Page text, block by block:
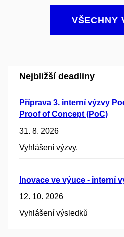
VŠECHNY
Nejbližší deadliny
Příprava 3. interní výzvy
Proof of Concept (PoC)
31. 8. 2026
Vyhlášení výzvy.
Inovace ve výuce - interní
12. 10. 2026
Vyhlášení výsledků